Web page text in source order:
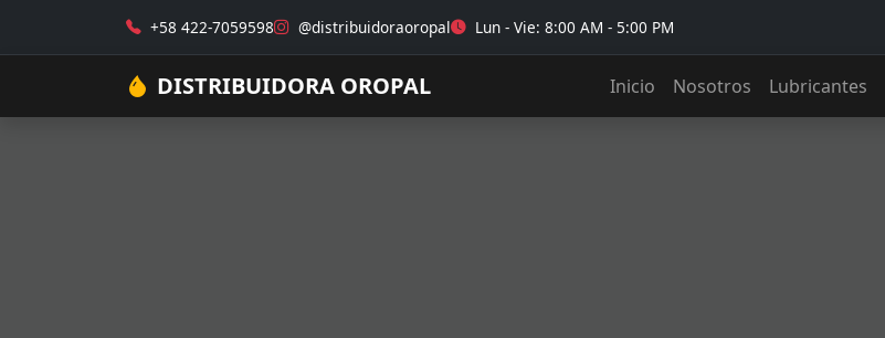
+58 422-7059598 @distribuidoraoropal Lun - Vie: 8:00 AM - 5:00 PM
DISTRIBUIDORA OROPAL Inicio Nosotros Lubricantes